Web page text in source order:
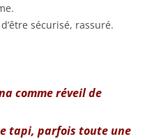
sécurisé, rassuré.
comme réveil de
tapi, parfois toute une